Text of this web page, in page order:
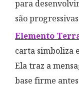
para
são
Elemento
carta simboliza
Ela traz a
base firme